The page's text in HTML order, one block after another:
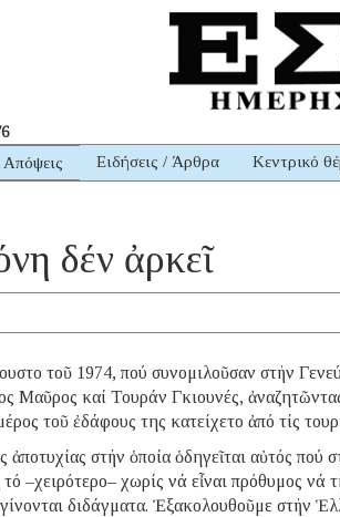
Απόψεις Ειδήσεις / Άρθρα Κεντρικό
δέν ἀρκεῖ
τοῦ 1974, πού συνομιλοῦσαν στήν
Μαῦρος καί Τουράν Γκιουνές,
τοῦ ἐδάφους της κατείχετο ἀπό τίς
στήν ὁποία ὁδηγεῖται αὐτός πού
τό –χειρότερο– χωρίς νά εἶναι πρόθυμος
διδάγματα. Ἐξακολουθοῦμε στήν